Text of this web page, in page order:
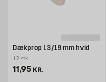
Dækprop 13/19 mm hvid
12 stk
Pris 11.95 kr. /stk
11,95 KR.